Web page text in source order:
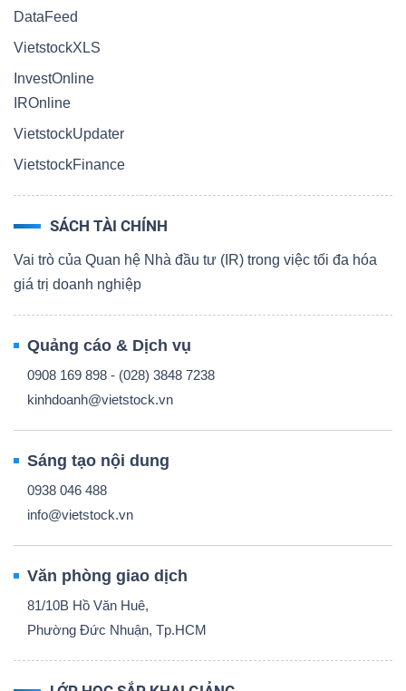
DataFeed
VietstockXLS
InvestOnline
IROnline
VietstockUpdater
VietstockFinance
SÁCH TÀI CHÍNH
Vai trò của Quan hệ Nhà đầu tư (IR) trong việc tối đa hóa
giá trị doanh nghiệp
Quảng cáo & Dịch vụ
0908 169 898 - (028) 3848 7238
kinhdoanh@vietstock.vn
Sáng tạo nội dung
0938 046 488
info@vietstock.vn
Văn phòng giao dịch
81/10B Hồ Văn Huê,
Phường Đức Nhuận, Tp.HCM